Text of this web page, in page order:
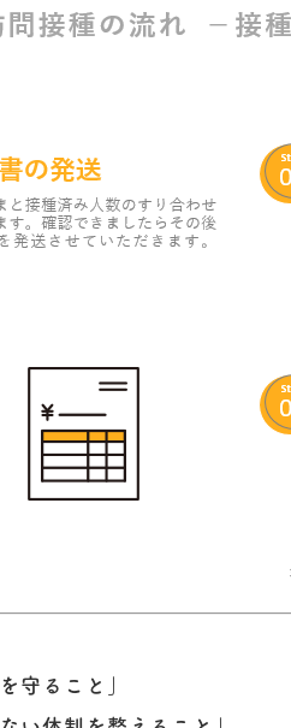
守ること」